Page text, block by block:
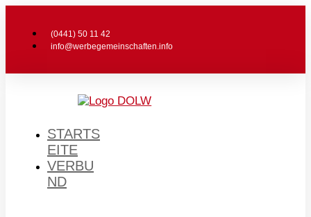
(0441) 50 11 42
info@werbegemeinschaften.info
STARTS
EITE
VERBU
ND